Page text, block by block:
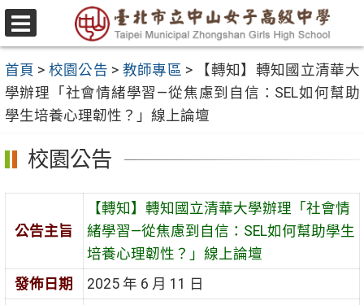
跳
至
要
內
容
區
選
單
首頁 > 校園公告 > 教師專區 >
【轉知】轉知國立清華大
學辦理「社會情緒學習—從焦慮到自信：SEL如何幫助
學生培養心理韌性？」線上論壇
校園公告
公告主旨
【轉知】轉知國立清華大學辦理「社會情
緒學習—從焦慮到自信：SEL如何幫助學生
培養心理韌性？」線上論壇
發佈日期
2025 年 6 月 11 日